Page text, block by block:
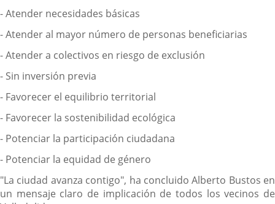
- Atender necesidades básicas
- Atender al mayor número de personas beneficiarias
- Atender a colectivos en riesgo de exclusión
- Sin inversión previa
- Favorecer el equilibrio territorial
- Favorecer la sostenibilidad ecológica
- Potenciar la participación ciudadana
- Potenciar la equidad de género
"La ciudad avanza contigo", ha concluido Alberto Bustos en
un mensaje claro de implicación de todos los vecinos de